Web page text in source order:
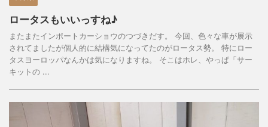
ロータスもいいっすね♪
またまたインポートカーショウのつづきだす。 今回、色々な車が展示
されてましたが個人的に結構気になってたのがロータス勢。 特にロー
タスヨーロッパなんかは気になりますね。 そこはホレ、やっぱ「サー
キットの ...